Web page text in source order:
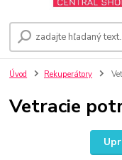
Úvod Rekuperátory
Vetracie